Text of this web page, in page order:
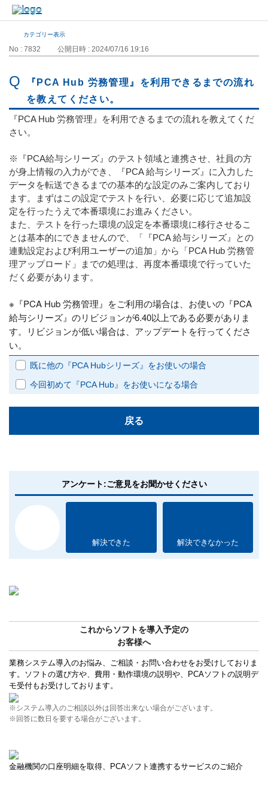
カテゴリー表示
No : 7832 公開日時 : 2024/07/16 19:16
『PCA Hub 労務管理』を利用できるまでの流れ
を教えてください。
『PCA Hub 労務管理』を利用できるまでの流れを教えてくだ
さい。
※『PCA給与シリーズ』のテスト領域と連携させ、社員の方
が身上情報の入力ができ、『PCA 給与シリーズ』に入力した
データを転送できるまでの基本的な設定のみご案内しており
ます。まずはこの設定でテストを行い、必要に応じて追加設
定を行ったうえで本番環境にお進みください。
また、テストを行った環境の設定を本番環境に移行させるこ
とは基本的にできませんので、「『PCA 給与シリーズ』との
連動設定および利用ユーザーの追加」から「PCA Hub 労務管
理アップロード」までの処理は、再度本番環境で行っていた
だく必要があります。
※『PCA Hub 労務管理』をご利用の場合は、お使いの『PCA
給与シリーズ』のリビジョンが6.40以上である必要がありま
す。リビジョンが低い場合は、アップデートを行ってくださ
い。
既に他の『PCA Hubシリーズ』をお使いの場合
今回初めて『PCA Hub』をお使いになる場合
戻る
アンケート:ご意見をお聞かせください
解決できた 解決できなかった
これからソフトを導入予定の
お客様へ
業務システム導入のお悩み、ご相談・お問い合わせをお受けしておりま
す。ソフトの選び方や、費用・動作環境の説明や、PCAソフトの説明デ
モ受付もお受けしております。
※システム導入のご相談以外は回答出来ない場合がございます。
※回答に数日を要する場合がございます。
金融機関の口座明細を取得、PCAソフト連携するサービスのご紹介